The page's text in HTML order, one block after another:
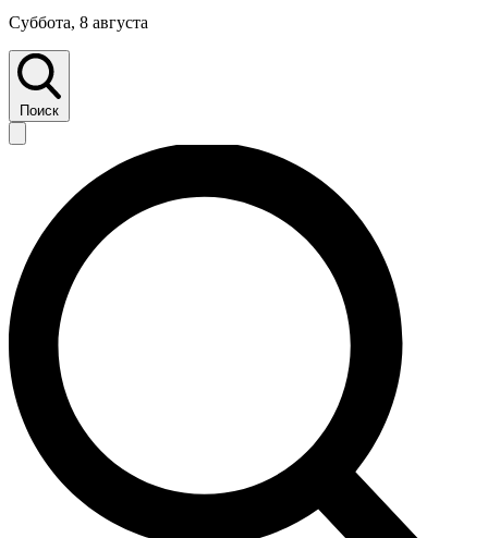
Суббота, 8 августа
Поиск